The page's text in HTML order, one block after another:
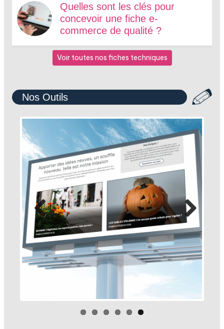
Quelles sont les clés pour
concevoir une fiche e-
commerce de qualité ?
Voir toutes nos fiches techniques
Nos Outils